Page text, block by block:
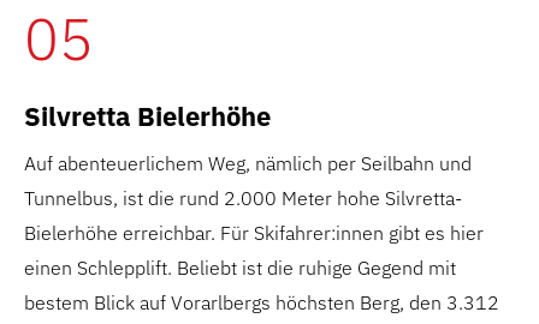
05
Silvretta Bielerhöhe
Auf abenteuerlichem Weg, nämlich per Seilbahn und
Tunnelbus, ist die rund 2.000 Meter hohe Silvretta-
Bielerhöhe erreichbar. Für Skifahrer:innen gibt es hier
einen Schlepplift. Beliebt ist die ruhige Gegend mit
bestem Blick auf Vorarlbergs höchsten Berg, den 3.312